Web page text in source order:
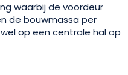
waarbij de voordeur
de bouwmassa per
op een centrale hal op